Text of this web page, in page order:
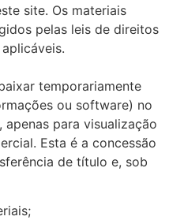
site. Os materiais
pelas leis de direitos
temporariamente
ou software) no
para visualização
Esta é a concessão
de título e, sob